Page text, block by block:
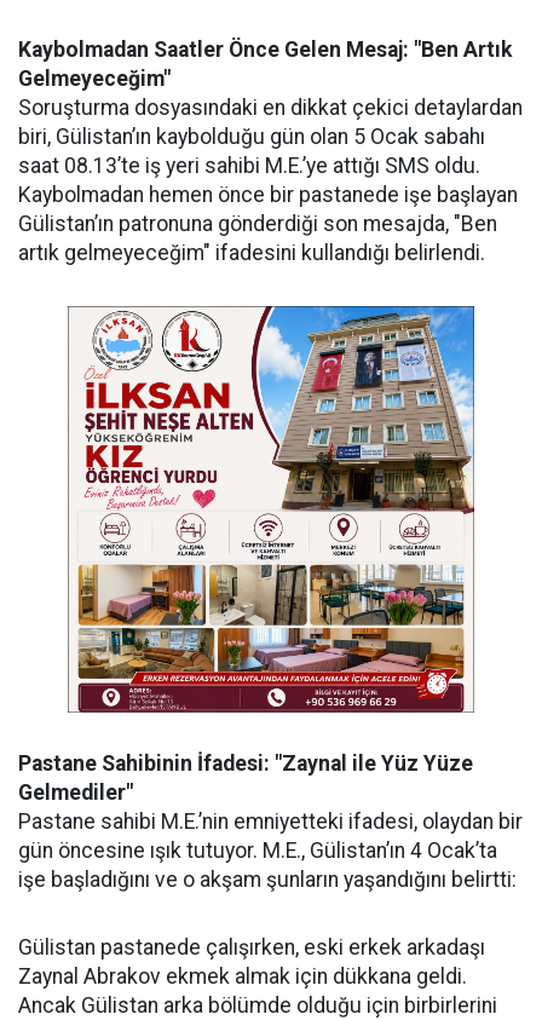
Kaybolmadan Saatler Önce Gelen Mesaj: "Ben Artık
Gelmeyeceğim"
Soruşturma dosyasındaki en dikkat çekici detaylardan
biri, Gülistan’ın kaybolduğu gün olan 5 Ocak sabahı
saat 08.13’te iş yeri sahibi M.E.’ye attığı SMS oldu.
Kaybolmadan hemen önce bir pastanede işe başlayan
Gülistan’ın patronuna gönderdiği son mesajda, "Ben
artık gelmeyeceğim" ifadesini kullandığı belirlendi.
Pastane Sahibinin İfadesi: "Zaynal ile Yüz Yüze
Gelmediler"
Pastane sahibi M.E.’nin emniyetteki ifadesi, olaydan bir
gün öncesine ışık tutuyor. M.E., Gülistan’ın 4 Ocak’ta
işe başladığını ve o akşam şunların yaşandığını belirtti:
Gülistan pastanede çalışırken, eski erkek arkadaşı
Zaynal Abrakov ekmek almak için dükkana geldi.
Ancak Gülistan arka bölümde olduğu için birbirlerini